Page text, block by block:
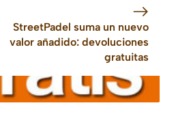
StreetPadel suma un nuevo
valor añadido: devoluciones
gratuitas